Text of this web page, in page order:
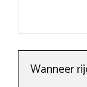
Wanneer